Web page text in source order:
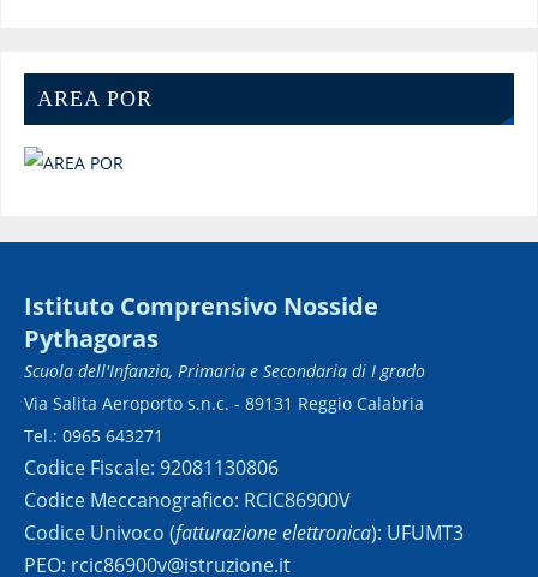
AREA POR
Istituto Comprensivo Nosside
Pythagoras
Scuola dell'Infanzia, Primaria e Secondaria di I grado
Via Salita Aeroporto s.n.c. - 89131 Reggio Calabria
Tel.: 0965 643271
Codice Fiscale: 92081130806
Codice Meccanografico: RCIC86900V
Codice Univoco (fatturazione elettronica): UFUMT3
PEO: rcic86900v@istruzione.it